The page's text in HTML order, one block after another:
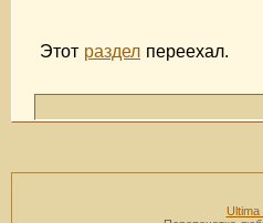
Этот раздел переехал.
Ultima